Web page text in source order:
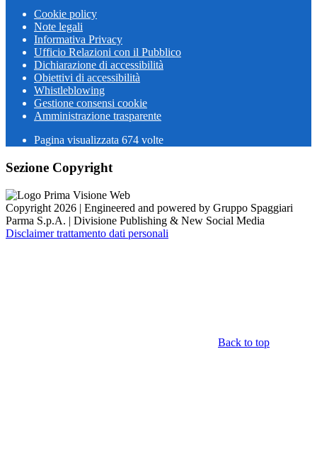
Cookie policy
Note legali
Informativa Privacy
Ufficio Relazioni con il Pubblico
Dichiarazione di accessibilità
Obiettivi di accessibilità
Whistleblowing
Gestione consensi cookie
Amministrazione trasparente
Pagina visualizzata 674 volte
Sezione Copyright
Copyright 2026 | Engineered and powered by Gruppo Spaggiari
Parma S.p.A. | Divisione Publishing & New Social Media
Disclaimer trattamento dati personali
Back to top